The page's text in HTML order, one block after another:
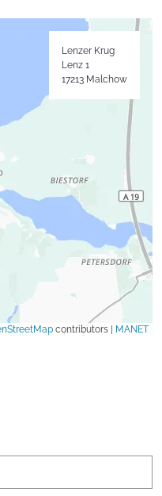
einer interaktiven
Lenzer Krug
Lenz 1
17213 Malchow
contributors | MANET